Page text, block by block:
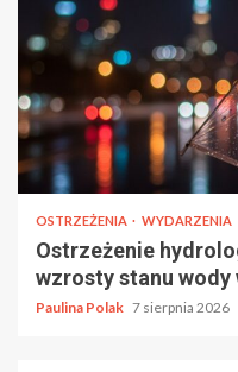
OSTRZEŻENIA WYDARZENIA
Ostrzeżenie
wzrosty stanu wody
Paulina Polak 7 sierpnia 2026